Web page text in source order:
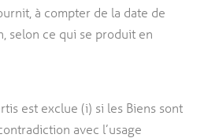
à compter de la date de
selon ce qui se produit en
est exclue (i) si les Biens sont
avec l’usage